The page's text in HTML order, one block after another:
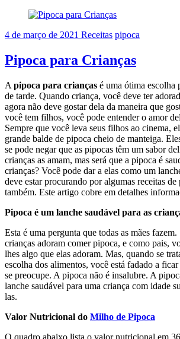
4 de março de 2021 Receitas pipoca
Pipoca para Crianças
A pipoca para crianças é uma ótima escolha
de tarde. Quando criança, você deve ter
agora não deve gostar dela da maneira que
você tem filhos, você pode entender o amor
Sempre que você leva seus filhos ao cinema,
grande balde de pipoca cheio de manteiga.
se pode negar que as pipocas têm um sabor
crianças as amam, mas será que a pipoca é
crianças? Você pode dar a elas como um
deve estar procurando por algumas receitas de
também. Este artigo cobre em detalhes
Pipoca é um lanche saudável para as
Esta é uma pergunta que todas as mães
crianças adoram comer pipoca, e como pais,
lhes algo que elas adoram. Mas, quando se
escolha dos alimentos, você está fadado a
se preocupe. A pipoca não é insalubre. A
lanche saudável para uma criança com idade
las.
Valor Nutricional do Milho de Pipoca
O quadro abaixo lista o valor nutricional em